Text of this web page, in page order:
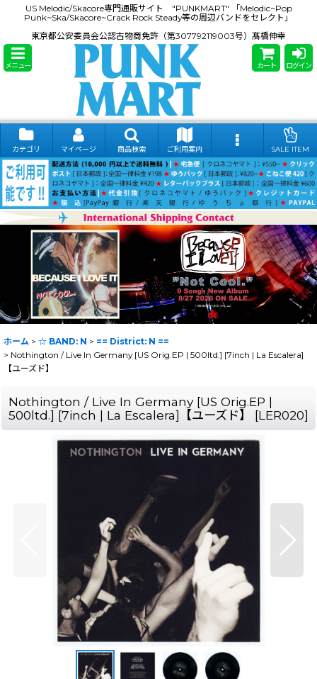
US Melodic/Skacore専門通販サイト "PUNKMART" 「Melodic~Pop
Punk~Ska/Skacore~Crack Rock Steady等の周辺バンドをセレクト」
東京都公安委員会公認古物商免許（第307792119003号）髙橋伸幸
メニュー カート ログイン
カテゴリ マイページ 商品検索 ご利用案内 SALE ITEM
ホーム > ☆ BAND: N > == District: N ==
> Nothington / Live In Germany [US Orig.EP | 500ltd.] [7inch | La Escalera]
【ユーズド】
Nothington / Live In Germany [US Orig.EP |
500ltd.] [7inch | La Escalera]【ユーズド】
[LER020]